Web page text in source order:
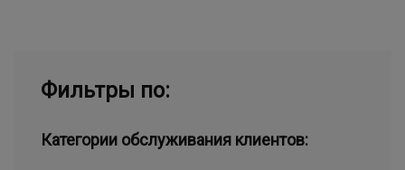
Фильтры по:
Категории обслуживания клиентов: